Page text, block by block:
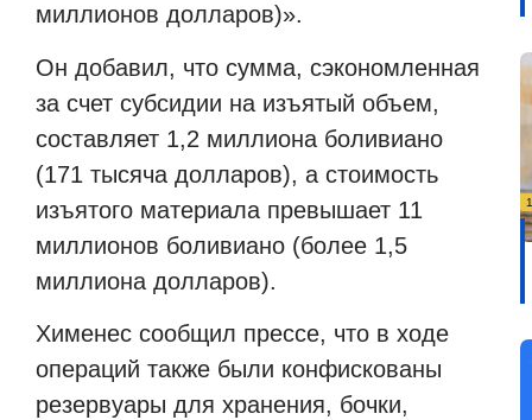
миллионов долларов)».
Он добавил, что сумма, сэкономленная
за счет субсидии на изъятый объем,
составляет 1,2 миллиона боливиано
(171 тысяча долларов), а стоимость
изъятого материала превышает 11
миллионов боливиано (более 1,5
миллиона долларов).
Хименес сообщил прессе, что в ходе
операций также были конфискованы
резервуары для хранения, бочки,